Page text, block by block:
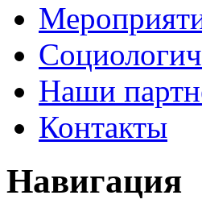
Наши
Контакты
Навигация